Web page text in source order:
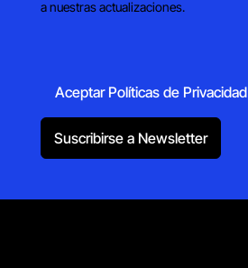
a nuestras actualizaciones.
Aceptar Políticas de Privacidad
Suscribirse a Newsletter